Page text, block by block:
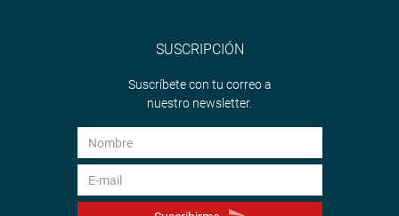
SUSCRIPCIÓN
Suscríbete con tu correo a
nuestro newsletter.